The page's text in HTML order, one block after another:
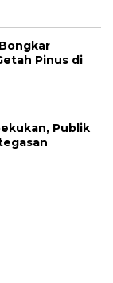
Pinus di
Publik